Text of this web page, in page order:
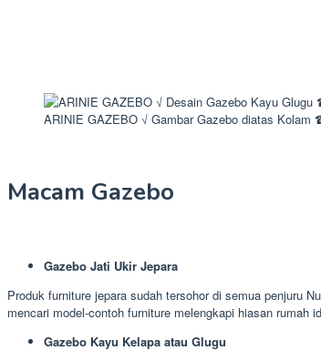
ARINIE GAZEBO √ Gambar Gazebo diatas Kolam
Macam Gazebo
Gazebo Jati Ukir Jepara
Produk furniture jepara sudah tersohor di semua penjuru
mencari model-contoh furniture melengkapi hiasan rumah
Gazebo Kayu Kelapa atau Glugu